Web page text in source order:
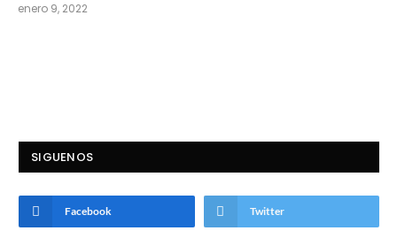
enero 9, 2022
SIGUENOS
Facebook Twitter